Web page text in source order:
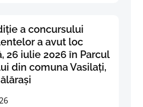
a concursului
a avut loc
26 iulie 2026 în Parcul
din comuna Vasilați,